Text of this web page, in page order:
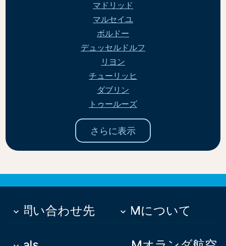
マドリッド
マルセイユ
ボルドー
デュッセルドルフ
リヨン
チューリッヒ
ダブリン
トゥールーズ
さらに表示
お問い合わせ先
keyboard_arrow_down KLMについて
keyboard_arrow_down